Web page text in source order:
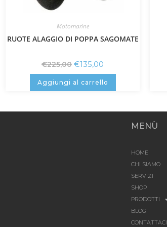
Motomarine
RUOTE ALAGGIO DI POPPA SAGOMATE
€225,00 €135,00
Aggiungi al carrello
MENÙ
HOME
CHI SIAMO
SERVIZI
SHOP
PRODOTTI
BLOG
CONTATTACI